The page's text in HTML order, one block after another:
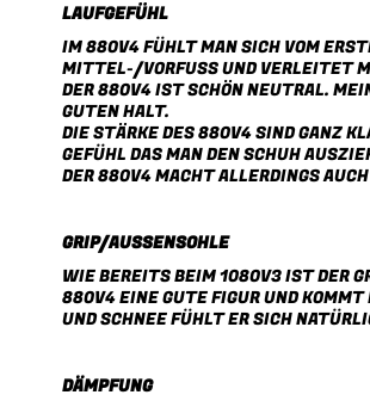
LAUFGEFÜHL
IM 880V4 FÜHLT MAN SICH VOM
MITTEL-/VORFUSS UND VERLEITET
DER 880V4 IST SCHÖN NEUTRAL.
UTEN HALT.
DIE STÄRKE DES 880V4 SIND GANZ
GEFÜHL DAS MAN DEN SCHUH
DER 880V4 MACHT ALLERDINGS
GRIP/AUSSENSOHLE
WIE BEREITS BEIM 1080V3 IST DER
80V4 EINE GUTE FIGUR UND KOMMT
ND SCHNEE FÜHLT ER SICH
DÄMPFUNG